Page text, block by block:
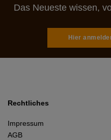
Das Neueste wissen,
Hier
Rechtliches
Impressum
AGB